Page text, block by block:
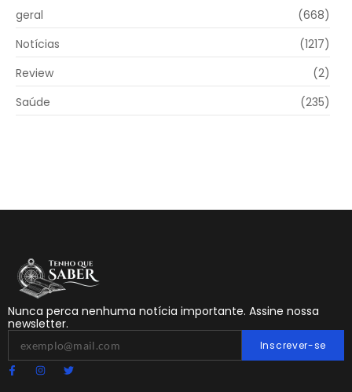
geral
(668)
Notícias
(1217)
Review
(2)
Saúde
(235)
Nunca perca nenhuma notícia importante. Assine nossa
newsletter.
Inscrever-se